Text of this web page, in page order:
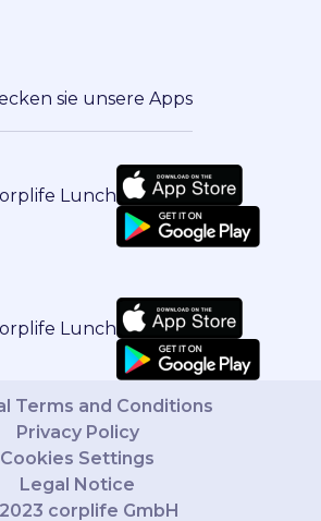
sie unsere Apps
Lunch
Lunch
Terms and Conditions
Privacy Policy
Cookies Settings
Legal Notice
corplife GmbH